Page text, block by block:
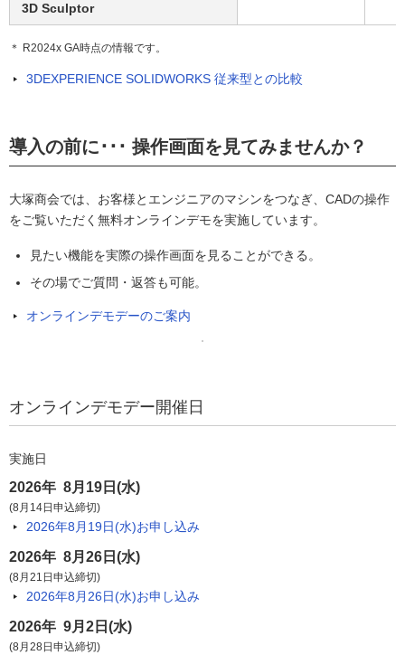
3D Sculptor
＊ R2024x GA時点の情報です。
3DEXPERIENCE SOLIDWORKS 従来型との比較
導入の前に･･･ 操作画面を見てみませんか？
大塚商会では、お客様とエンジニアのマシンをつなぎ、CADの操作
をご覧いただく無料オンラインデモを実施しています。
見たい機能を実際の操作画面を見ることができる。
その場でご質問・返答も可能。
オンラインデモデーのご案内
オンラインデモデー開催日
実施日
2026年 8月19日(水)
(8月14日申込締切)
2026年8月19日(水)お申し込み
2026年 8月26日(水)
(8月21日申込締切)
2026年8月26日(水)お申し込み
2026年 9月2日(水)
(8月28日申込締切)